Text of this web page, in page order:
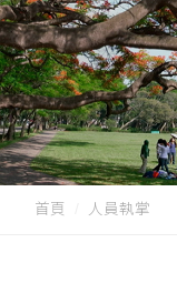
首頁 人員執掌